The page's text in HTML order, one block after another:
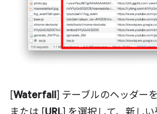
[Waterfall] テーブルのヘッダー